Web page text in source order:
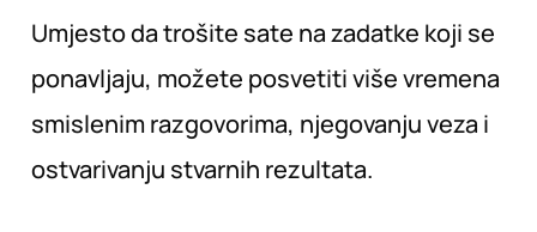
Umjesto da trošite sate na zadatke koji se
ponavljaju, možete posvetiti više vremena
smislenim razgovorima, njegovanju veza i
ostvarivanju stvarnih rezultata.